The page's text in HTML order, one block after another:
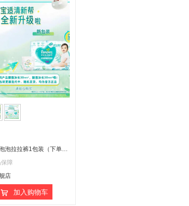
帮宝适清新帮泡泡拉拉裤1包装（下单备注尺码：M-XXXL尺码）含海南、新疆、西藏、内蒙古、甘肃、青海、宁夏）不发货
障
店
加入购物车